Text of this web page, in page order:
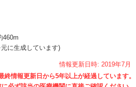
460m
に生成しています)
情報更新日時: 2019年7月